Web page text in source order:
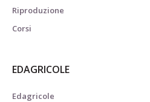
Riproduzione
Corsi
EDAGRICOLE
Edagricole